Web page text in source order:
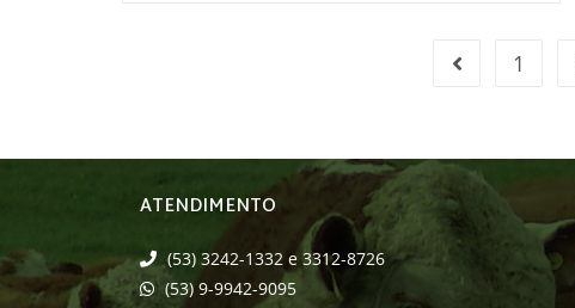
1
ATENDIMENTO
(53) 3242-1332 e 3312-8726
(53) 9-9942-9095